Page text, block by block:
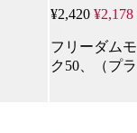
¥2,420 ¥2,178
フリーダム
ク50、（プ